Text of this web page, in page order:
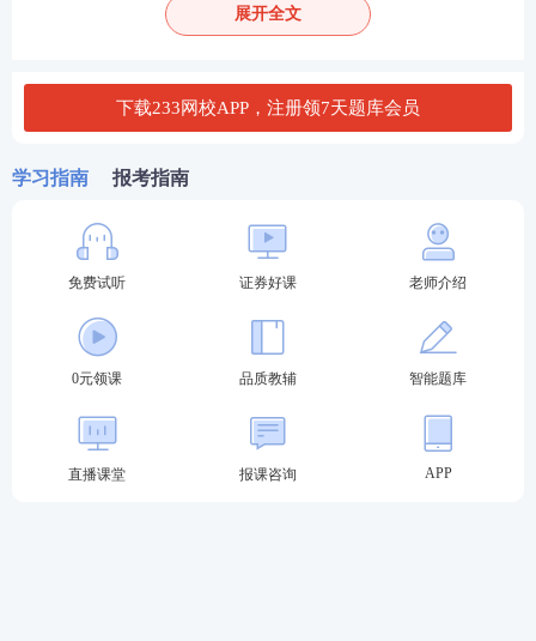
再理解其背后的运行原理，入门门槛更高。
科目一；如果是金融相关专业或有一定基础，可根据
证券从业考试各科目备考建议
1、金融市场基础知识
展开全文
下载233网校APP，注册领7天题库会员
学习指南 报考指南
免费试听 证券好课 老师介绍
0元领课 品质教辅 智能题库
直播课堂 报课咨询 APP